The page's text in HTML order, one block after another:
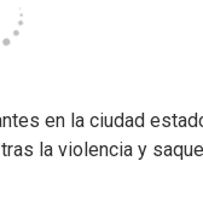
en la ciudad
la violencia y